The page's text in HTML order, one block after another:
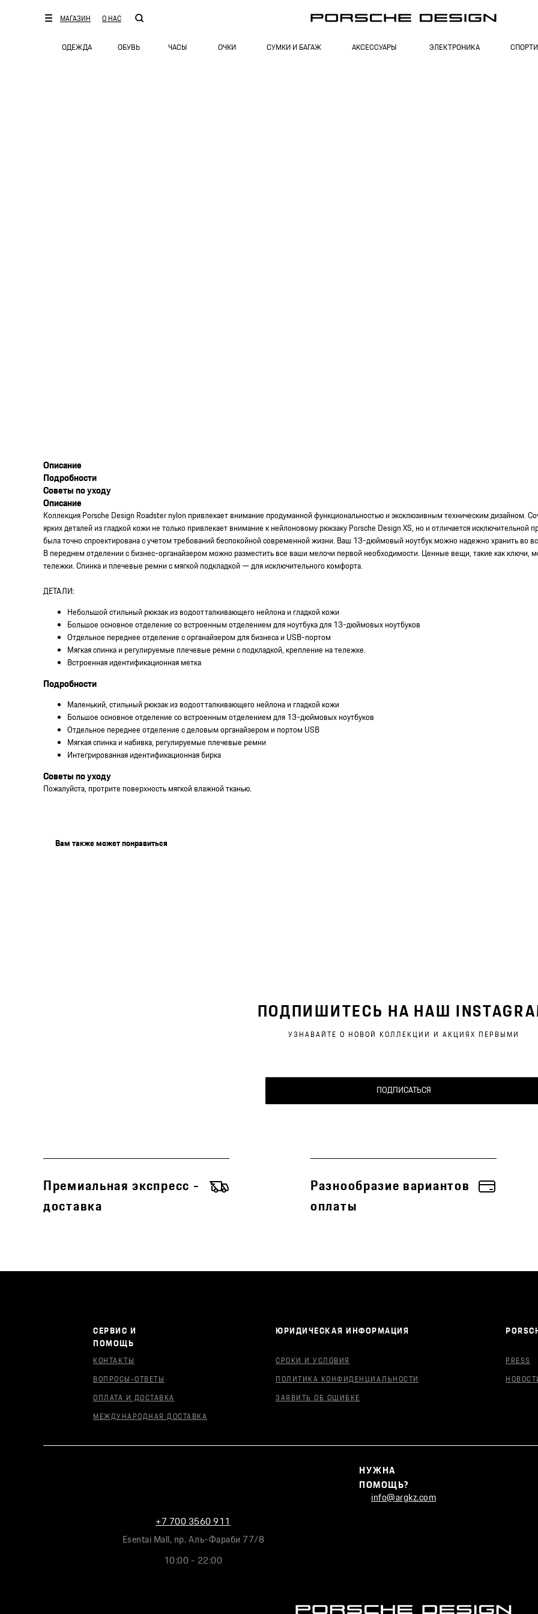
МАГАЗИН О НАС
ОДЕЖДА ОБУВЬ ЧАСЫ ОЧКИ АКСЕССУАРЫ
СУМКИ И БАГАЖ ЭЛЕКТРОНИКА
Описание
Подробности
Советы по уходу
Описание
Коллекция Porsche Design Roadster nylon привлекает внимание продуманной функциональностью и эксклюзивным техническим дизайном.
ярких деталей из гладкой кожи не только привлекает внимание к нейлоновому рюкзаку Porsche Design XS, но и отличается исключительной
была точно спроектирована с учетом требований беспокойной современной жизни. Ваш 13-дюймовый ноутбук можно надежно хранить во
В переднем отделении с бизнес-органайзером можно разместить все ваши мелочи первой необходимости. Ценные вещи, такие как ключи,
тележки. Спинка и плечевые ремни с мягкой подкладкой — для исключительного комфорта.
ДЕТАЛИ:
Небольшой стильный рюкзак из водоотталкивающего нейлона и гладкой кожи
Большое основное отделение со встроенным отделением для ноутбука для 13-дюймовых ноутбуков
Отдельное переднее отделение с органайзером для бизнеса и USB-портом
Мягкая спинка и регулируемые плечевые ремни с подкладкой, крепление на тележке.
Встроенная идентификационная метка
Подробности
Маленький, стильный рюкзак из водоотталкивающего нейлона и гладкой кожи
Большое основное отделение со встроенным отделением для 13-дюймовых ноутбуков
Отдельное переднее отделение с деловым органайзером и портом USB
Мягкая спинка и набивка, регулируемые плечевые ремни
Интегрированная идентификационная бирка
Советы по уходу
Пожалуйста, протрите поверхность мягкой влажной тканью.
Вам также может понравиться
ПОДПИШИТЕСЬ НА НАШ
УЗНАВАЙТЕ О НОВОЙ КОЛЛЕКЦИИ И АКЦИЯХ ПЕРВЫМИ
ПОДПИСАТЬСЯ
Премиальная экспресс -
доставка
Разнообразие вариантов
оплаты
СЕРВИС И
ПОМОЩЬ
КОНТАКТЫ
ВОПРОСЫ-ОТВЕТЫ
ОПЛАТА И ДОСТАВКА
МЕЖДУНАРОДНАЯ ДОСТАВКА
ЮРИДИЧЕСКАЯ ИНФОРМАЦИЯ
СРОКИ И УСЛОВИЯ
ПОЛИТИКА КОНФИДЕНЦИАЛЬНОСТИ
ЗАЯВИТЬ ОБ ОШИБКЕ
PRESS
НУЖНА
ПОМОЩЬ?
info@argkz.com
+7 700 3560 911
Esentai Mall, пр. Аль-Фараби 77/8
10:00 - 22:00